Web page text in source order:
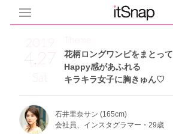
2019
4.27
Sat
花柄ロングワンピをまとって
Happy感があふれる
キラキラ女子に胸きゅん♡
Theme
石井里奈サン (165cm)
会社員、インスタグラマー・29歳